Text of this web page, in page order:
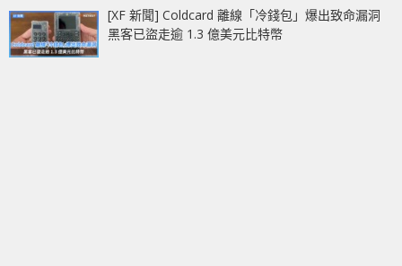
[XF 新聞] Coldcard 離線「冷錢包」爆出致命漏洞
黑客已盜走逾 1.3 億美元比特幣